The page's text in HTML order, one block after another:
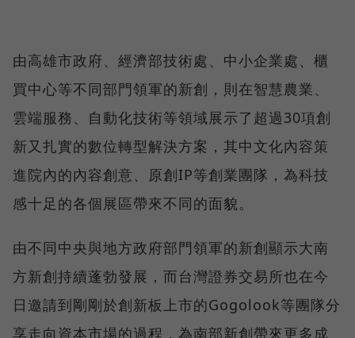
由高雄市政府、經濟部技術處、中小企業處、櫃
買中心等不同部門領軍的新創，則在智慧農業、
雲端服務、自動化技術等領域展示了超過30項創
新又扎實的數位轉型解決方案，其中文化內容策
進院內的內容創意、原創IP等創業團隊，為科技
感十足的各個展區帶來不同的面貌。
由不同中央與地方政府部門領軍的新創顯示大南
方新創持續蓬勃發展，而台灣證券交易所也在今
日邀請到剛剛於創新板上市的Gogolook等團隊分
享走向資本市場的過程，為南部新創帶來更多成